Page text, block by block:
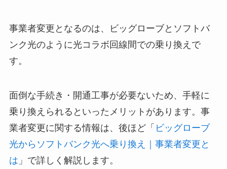
事業者変更となるのは、ビッグローブとソフトバ
ンク光のように光コラボ回線間での乗り換えで
す。
面倒な手続き・開通工事が必要ないため、手軽に
乗り換えられるといったメリットがあります。事
業者変更に関する情報は、後ほど「 ビッグローブ
光からソフトバンク光へ乗り換え｜事業者変更と
は 」で詳しく解説します。